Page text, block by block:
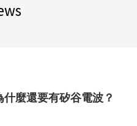
什麼還要有矽谷電波？